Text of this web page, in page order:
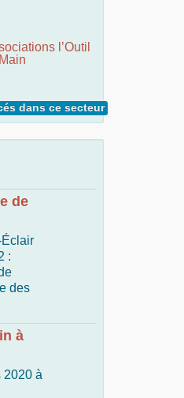
l’Outil
dans ce secteur
de
Éclair
:
des
à
2020 à